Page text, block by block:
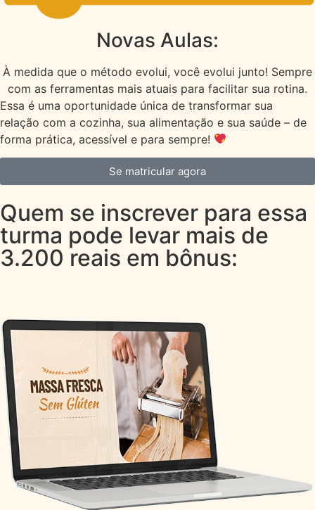
Novas Aulas:
À medida que o método evolui, você evolui junto! Sempre
com as ferramentas mais atuais para facilitar sua rotina.
Essa é uma oportunidade única de transformar sua
relação com a cozinha, sua alimentação e sua saúde – de
forma prática, acessível e para sempre!
Se matricular agora
Quem se inscrever para essa
turma pode levar mais de
3.200 reais em bônus: